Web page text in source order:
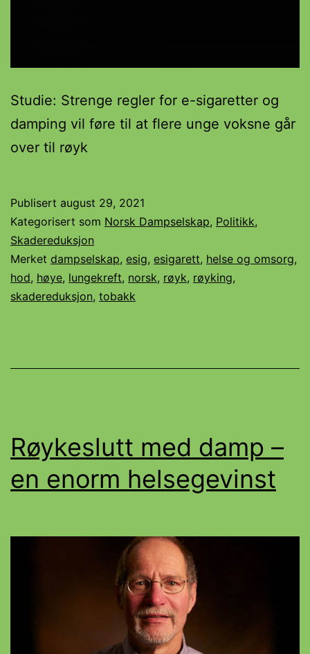
Studie: Strenge regler for e-sigaretter og
damping vil føre til at flere unge voksne går
over til røyk
Publisert august 29, 2021
Kategorisert som Norsk Dampselskap, Politikk,
Skadereduksjon
Merket dampselskap, esig, esigarett, helse og omsorg,
hod, høye, lungekreft, norsk, røyk, røyking,
skadereduksjon, tobakk
Røykeslutt med damp –
en enorm helsegevinst